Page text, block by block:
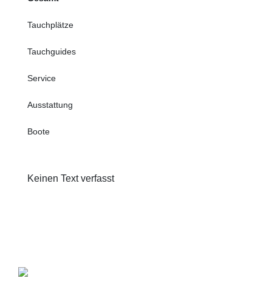
Tauchplätze
Tauchguides
Service
Ausstattung
Boote
Keinen Text verfasst